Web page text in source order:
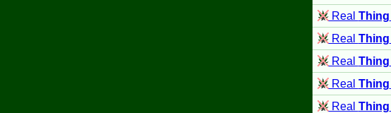
Real Thing
Real Thing
Real Thing
Real Thing
Real Thing